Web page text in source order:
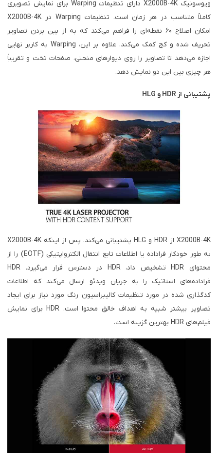
ویوسونیک X2000B-4K دارای تنظیمات Warping برای نمایش تصویری
کاملاً متناسب در هر زمان است. تنظیمات Warping در X2000B-4K
امکان اصلاح ۶۰ نقطه‌ای را فراهم می‌کند که به از بین بردن تصاویر
تحریف شده و کج کمک می‌کند. علاوه بر این، Warping به کاربر نهایی
اجازه می‌دهد تا تصاویر را روی دیوارهای منحنی، صفحات تخت و تقریباً
هر چیزی بین این دو نمایش دهد.
پشتیبانی از HDR و HLG
X2000B-4K از HDR و HLG پشتیبانی می‌کند. پس از اینکه X2000B-4K
به طور خودکار فراداده یا اطلاعات تابع انتقال الکترواپتیکی (EOTF) را از
محتوای HDR تشخیص داد، HDR در دسترس قرار می‌گیرد. HDR
فراداده‌های استاتیک را به جریان ویدئو ارسال می‌کند که اطلاعات
کدگذاری شده در مورد تنظیمات کالیبراسیون رنگ مورد نیاز برای ایجاد
تصاویر بیشتر شبیه به اهداف خالق محتوا است. HDR برای نمایش
فیلم‌های HDR بهترین گزینه است.